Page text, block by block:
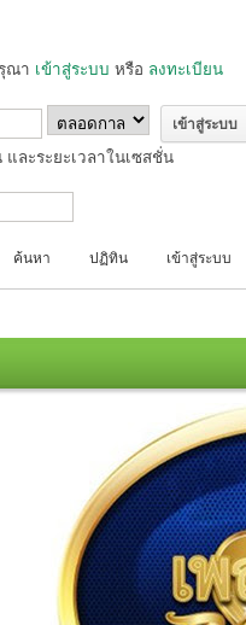
ณา เข้าสู่ระบบ หรือ ลงทะเบียน
ละระยะเวลาในเซสชั่น
ค้นหา ปฏิทิน เข้าสู่ระบบ